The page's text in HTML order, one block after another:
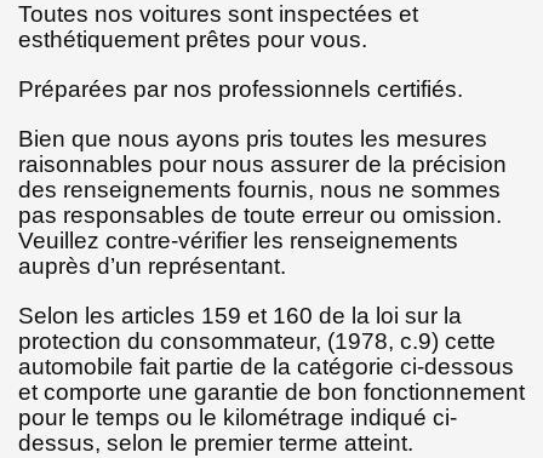
Toutes nos voitures sont inspectées et
esthétiquement prêtes pour vous.
Préparées par nos professionnels certifiés.
Bien que nous ayons pris toutes les mesures
raisonnables pour nous assurer de la précision
des renseignements fournis, nous ne sommes
pas responsables de toute erreur ou omission.
Veuillez contre-vérifier les renseignements
auprès d’un représentant.
Selon les articles 159 et 160 de la loi sur la
protection du consommateur, (1978, c.9) cette
automobile fait partie de la catégorie ci-dessous
et comporte une garantie de bon fonctionnement
pour le temps ou le kilométrage indiqué ci-
dessus, selon le premier terme atteint.